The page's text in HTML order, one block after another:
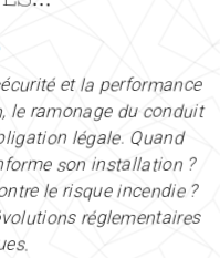
et la performance
le ramonage du conduit
légale. Quand
son installation ?
le risque incendie ?
réglementaires